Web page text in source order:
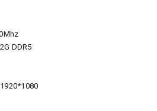
DDR5